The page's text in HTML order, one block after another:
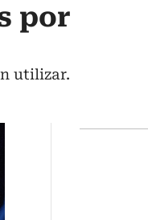
por
utilizar.